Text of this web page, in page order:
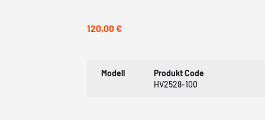
120,00 €
Modell
Produkt Code
HV2528-100